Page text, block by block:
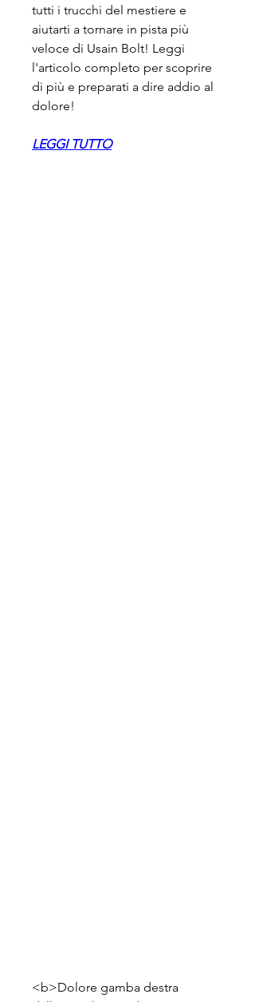
tutti i trucchi del mestiere e
aiutarti a tornare in pista più
veloce di Usain Bolt! Leggi
l'articolo completo per scoprire
di più e preparati a dire addio al
dolore!
LEGGI TUTTO
<b>Dolore gamba destra